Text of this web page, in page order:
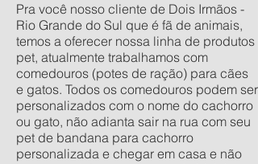
Pra você nosso cliente de Dois Irmãos -
Rio Grande do Sul que é fã de animais,
temos a oferecer nossa linha de produtos
pet, atualmente trabalhamos com
comedouros (potes de ração) para cães
e gatos. Todos os comedouros podem ser
personalizados com o nome do cachorro
ou gato, não adianta sair na rua com seu
pet de bandana para cachorro
personalizada e chegar em casa e não